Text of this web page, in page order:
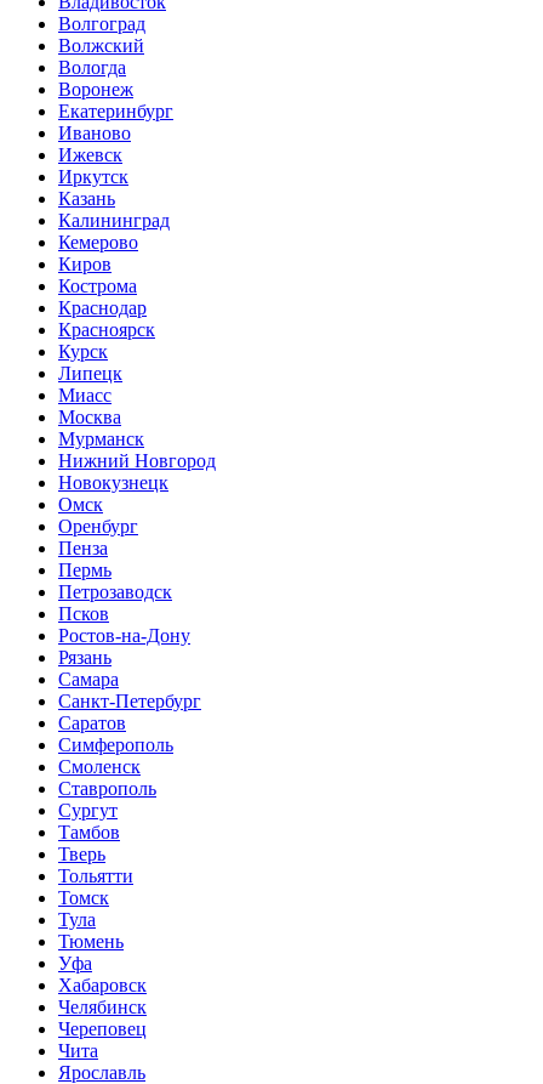
Волгоград
Волжский
Вологда
Воронеж
Екатеринбург
Иваново
Ижевск
Иркутск
Казань
Калининград
Кемерово
Киров
Кострома
Краснодар
Красноярск
Курск
Липецк
Миасс
Москва
Мурманск
Нижний Новгород
Новокузнецк
Омск
Оренбург
Пенза
Пермь
Петрозаводск
Псков
Ростов-на-Дону
Рязань
Самара
Санкт-Петербург
Саратов
Симферополь
Смоленск
Ставрополь
Сургут
Тамбов
Тверь
Тольятти
Томск
Тула
Тюмень
Уфа
Хабаровск
Челябинск
Череповец
Чита
Ярославль